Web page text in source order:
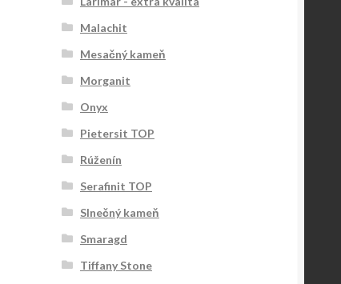
Malachit
Mesačný kameň
Morganit
Onyx
Pietersit TOP
Rúženín
Serafinit TOP
Slnečný kameň
Smaragd
Tiffany Stone